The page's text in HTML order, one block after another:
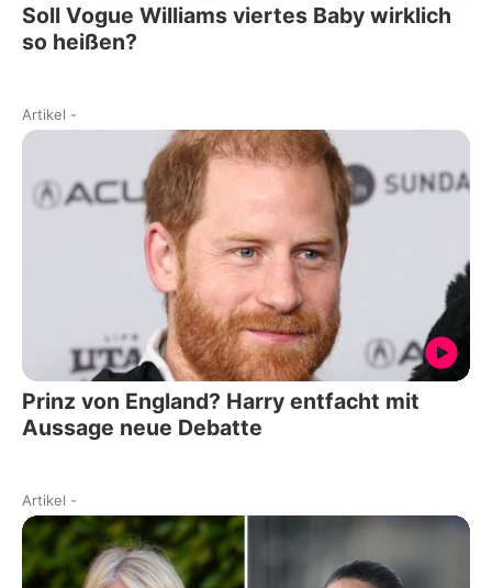
Soll Vogue Williams viertes Baby wirklich
so heißen?
Artikel -
Prinz von England? Harry entfacht mit
Aussage neue Debatte
Artikel -